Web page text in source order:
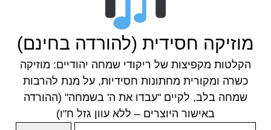
מוזיקה חסידית (להורדה בחינם)
הקלטות מקפיצות של ריקודי שמחה יהודיים: מוזיקה
כשרה ומקורית מחתונות חסידיות, על מנת להרבות
שמחה בלב, לקיים "עבדו את ה' בשמחה" (ההורדה
באישור היוצרים – ללא עוון גזל ח"ו)